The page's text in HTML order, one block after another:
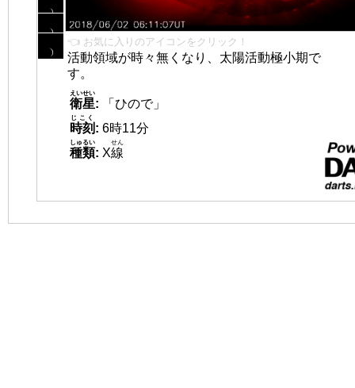
👈 お気に入りのアイコンをクリック！
活動領域が時々無くなり、太陽活動極小期で
す。
衛星
えいせい
:
「ひので」
時刻
じこく
: 6時11分
種類
しゅるい
: X線
せん